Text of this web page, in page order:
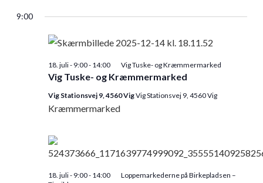
9:00
Vig Tuske- og Kræmmermarked
18. juli - 9:00- 14:00 Vig Tuske- og Kræmmermarked
Vig Stationsvej 9, 4560 VigVig Stationsvej 9, 4560 Vig
Kræmmermarked
18. juli - 9:00- 14:00
Loppemarkederne på Birkepladsen –